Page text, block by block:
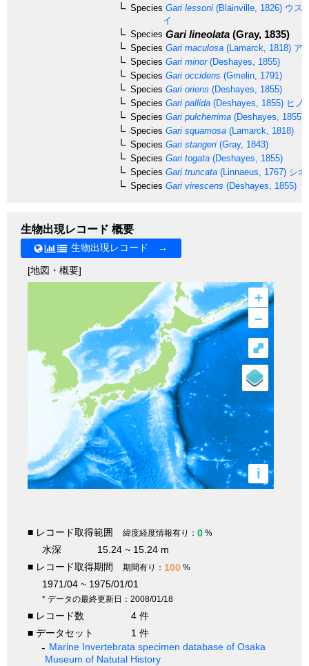
Species Gari lessoni (Blainville, 1826) ウス
イ
Species Gari lineolata (Gray, 1835)
Species Gari maculosa (Lamarck, 1818) ア
Species Gari minor(Deshayes, 1855)
Species Gari occidens (Gmelin, 1791)
Species Gari oriens (Deshayes, 1855)
Species Gari pallida (Deshayes, 1855) ヒノ
Species Gari pulcherrima (Deshayes, 1855)
Species Gari squamosa (Lamarck, 1818)
Species Gari stangeri (Gray, 1843)
Species Gari togata (Deshayes, 1855)
Species Gari truncata (Linnaeus, 1767) シ
Species Gari virescens (Deshayes, 1855)
生物出現レコード 概要
生物出現レコード →
[地図・概要]
+
–
i
⤢
■ レコード取得範囲 緯度経度情報有り： 0 %
水深
15.24 ~ 15.24 m
■ レコード取得期間
期間有り： 100 %
1971/04 ~ 1975/01/01
* データの最終更新日：2008/01/18
■ レコード数
4 件
■ データセット
1 件
Marine Invertebrata specimen database of Osaka
Museum of Natutal History